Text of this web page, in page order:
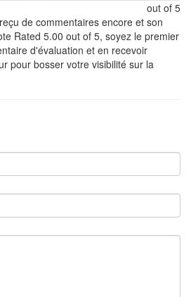
out of 5
de commentaires encore et son
Rated 5.00 out of 5, soyez le premier
d'évaluation et en recevoir
pour bosser votre visibilité sur la